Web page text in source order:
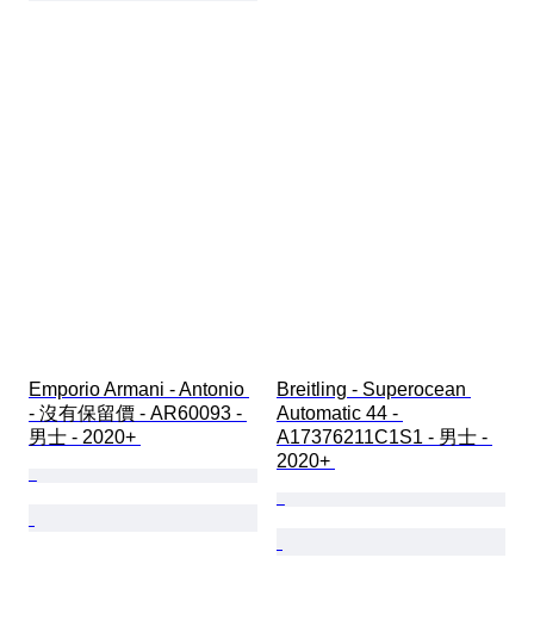
Emporio Armani - Antonio
- 沒有保留價 - AR60093 -
男士 - 2020+
Breitling - Superocean
Automatic 44 -
A17376211C1S1 - 男士 -
2020+